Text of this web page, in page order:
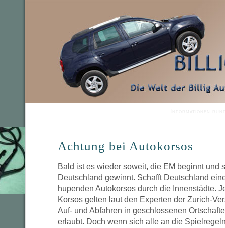
Achtung bei Autokorsos
Bald ist es wieder soweit, die EM beginnt und
Deutschland gewinnt. Schafft Deutschland
hupenden Autokorsos durch die Innenstädte.
Korsos gelten laut den Experten der Zurich-
Auf- und Abfahren in geschlossenen
erlaubt. Doch wenn sich alle an die